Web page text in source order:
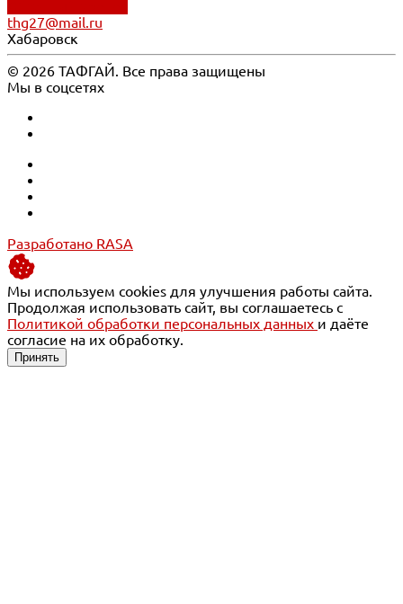
thg27@mail.ru
Хабаровск
© 2026 ТАФГАЙ. Все права защищены
Мы в соцсетях
Разработано RASA
Мы используем cookies для улучшения работы сайта.
Продолжая использовать сайт, вы соглашаетесь с
Политикой обработки персональных данных и даёте
согласие на их обработку.
Принять